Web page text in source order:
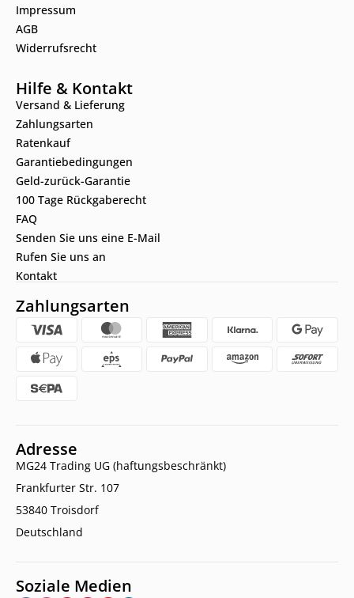
Impressum
AGB
Widerrufsrecht
Hilfe & Kontakt
Versand & Lieferung
Zahlungsarten
Ratenkauf
Garantiebedingungen
Geld-zurück-Garantie
100 Tage Rückgaberecht
FAQ
Senden Sie uns eine E-Mail
Rufen Sie uns an
Kontakt
Zahlungsarten
Adresse
MG24 Trading UG (haftungsbeschränkt)
Frankfurter Str. 107
53840 Troisdorf
Deutschland
Soziale Medien